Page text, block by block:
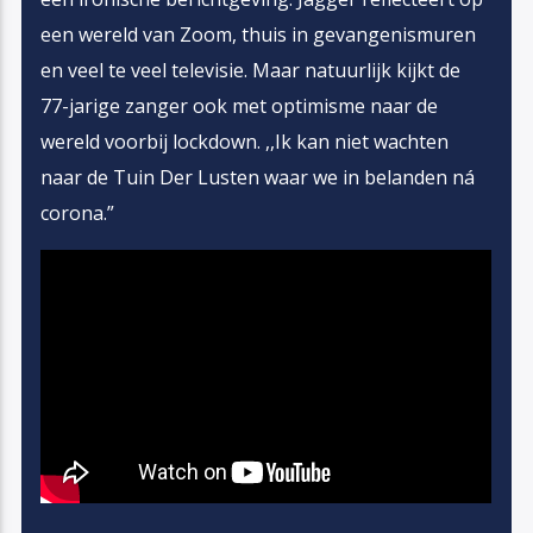
een wereld van Zoom, thuis in gevangenismuren
en veel te veel televisie. Maar natuurlijk kijkt de
77-jarige zanger ook met optimisme naar de
wereld voorbij lockdown. ,,Ik kan niet wachten
naar de Tuin Der Lusten waar we in belanden ná
corona.”